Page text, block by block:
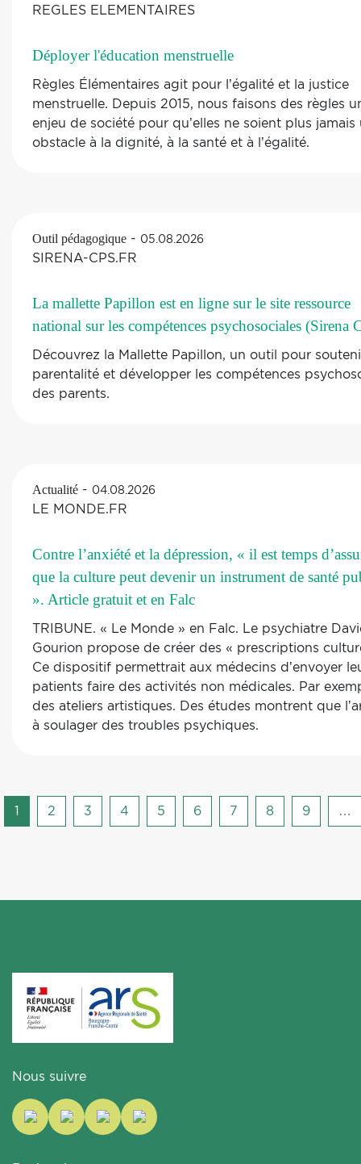
REGLES ELEMENTAIRES
Déployer l'éducation menstruelle
Règles Élémentaires agit pour l’égalité et la justice
menstruelle. Depuis 2015, nous faisons des règles
enjeu de société pour qu’elles ne soient plus jamais
obstacle à la dignité, à la santé et à l’égalité.
Outil pédagogique - 05.08.2026
SIRENA-CPS.FR
La mallette Papillon est en ligne sur le site ressource
national sur les compétences psychosociales (Sirena
Découvrez la Mallette Papillon, un outil pour
parentalité et développer les compétences
des parents.
Actualité - 04.08.2026
LE MONDE.FR
Contre l’anxiété et la dépression, « il est temps
que la culture peut devenir un instrument de santé
». Article gratuit et en Falc
TRIBUNE. « Le Monde » en Falc. Le psychiatre
Gourion propose de créer des « prescriptions
Ce dispositif permettrait aux médecins d’envoyer
patients faire des activités non médicales. Par
des ateliers artistiques. Des études montrent que
à soulager des troubles psychiques.
Pagination
Page
courante
1 Page
2 Page
3 Page
4 Page
5 Page
6 Page
7 Page
8 Page
9 …
Nous suivre